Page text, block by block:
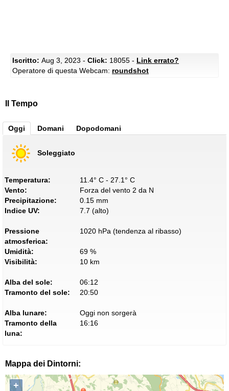
Iscritto: Aug 3, 2023 - Click: 18055 - Link errato?
Operatore di questa Webcam: roundshot
Il Tempo
Oggi Domani Dopodomani
Soleggiato
Temperatura:
11.4° C - 27.1° C
Vento:
Forza del vento 2 da N
Precipitazione:
0.15 mm
Indice UV:
7.7 (alto)
Pressione
atmosferica:
1020 hPa (tendenza al ribasso)
Umidità:
69 %
Visibilità:
10 km
Alba del sole:
06:12
Tramonto del sole:
20:50
Alba lunare:
Oggi non sorgerà
Tramonto della
luna:
16:16
Mappa dei Dintorni:
+